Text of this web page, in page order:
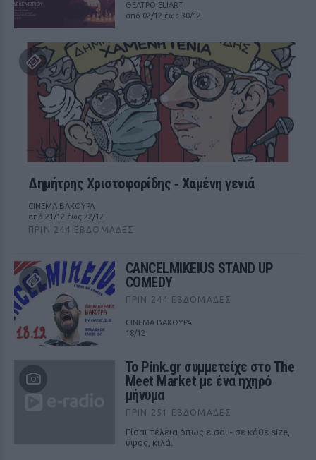
ΘΕΑΤΡΟ ELIART
από 02/12 έως 30/12
Δημήτρης Χριστοφορίδης ‑ Χαμένη γενιά
CINEMA ΒΑΚΟΥΡΑ
από 21/12 έως 22/12
ΠΡΙΝ 244 ΕΒΔΟΜΆΔΕΣ
CANCELMIKEIUS STAND UP
COMEDY
ΠΡΙΝ 244 ΕΒΔΟΜΆΔΕΣ
CINEMA ΒΑΚΟΥΡΑ
18/12
Το Pink.gr συμμετείχε στο The
Meet Market με ένα ηχηρό
μήνυμα
ΠΡΙΝ 251 ΕΒΔΟΜΆΔΕΣ
Είσαι τέλεια όπως είσαι - σε κάθε size,
ύψος, κιλά.